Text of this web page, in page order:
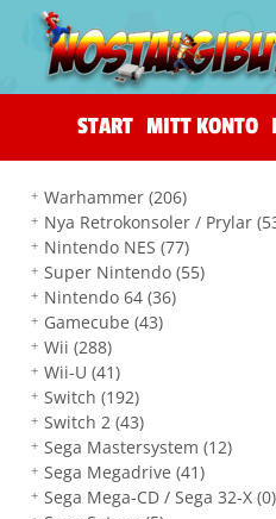
START MITT KONTO
Warhammer(206)
Nya Retrokonsoler / Prylar
Nintendo NES(77)
Super Nintendo(55)
Nintendo 64(36)
Gamecube(43)
Wii(288)
Wii-U(41)
Switch(192)
Switch 2(43)
Sega Mastersystem(12)
Sega Megadrive(41)
Sega Mega-CD / Sega 32-X(0)